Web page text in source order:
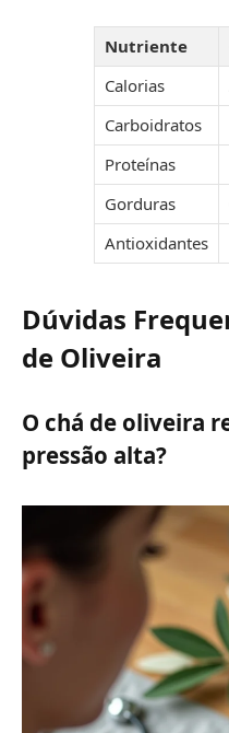
Nutriente
Calorias
Carboidratos
Proteínas
Gorduras
Antioxidantes
Dúvidas
de Oliveira
O chá de oliveira
pressão alta?